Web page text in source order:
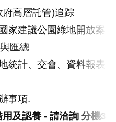
府高層託管)追踪
家建議公園綠地開放案
匯總
統計、交會、資料報表
事項.
及認養 - 請洽詢 分機33